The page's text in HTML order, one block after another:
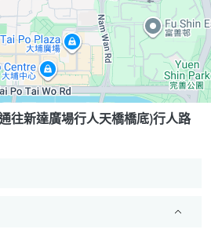
往新達廣場行人天橋橋底)行人路